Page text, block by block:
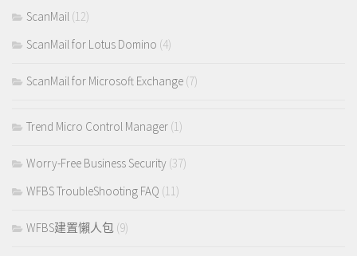
ScanMail (12)
ScanMail for Lotus Domino (4)
ScanMail for Microsoft Exchange (7)
Trend Micro Control Manager (1)
Worry-Free Business Security (37)
WFBS TroubleShooting FAQ (11)
WFBS建置懶人包 (9)